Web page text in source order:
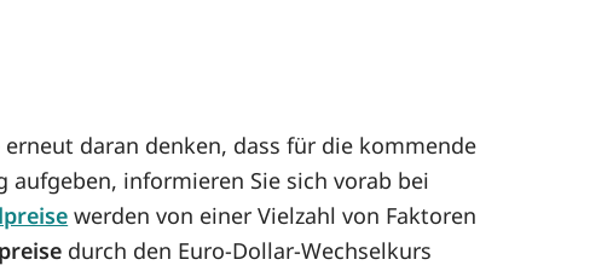
erneut daran denken, dass für die kommende
aufgeben, informieren Sie sich vorab bei
werden von einer Vielzahl von Faktoren
durch den Euro-Dollar-Wechselkurs